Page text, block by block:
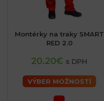
Montérky na traky SMART
RED 2.0
20.20€ s DPH
VÝBER MOŽNOSTÍ